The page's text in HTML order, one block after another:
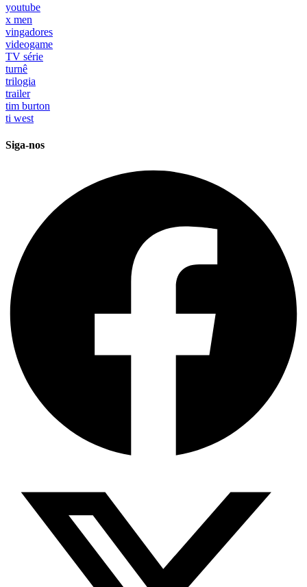
youtube
x men
vingadores
videogame
TV série
turnê
trilogia
trailer
tim burton
ti west
Siga-nos